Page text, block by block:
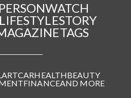
PERSONWATCH
LIFESTYLESTORY
TAGS
ARTCARHEALTHBEAUTY
FINANCEAND MORE